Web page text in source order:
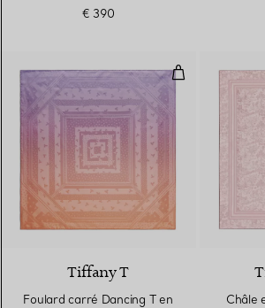
€ 390
Foulard
Tiffany T
Foulard carré Dancing T en
Châle